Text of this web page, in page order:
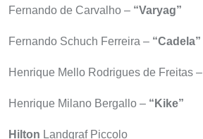
Fernando de Carvalho – “Varyag”
Fernando Schuch Ferreira – “Cadela”
Henrique Mello Rodrigues de Freitas –
Henrique Milano Bergallo – “Kike”
Hilton Landgraf Piccolo